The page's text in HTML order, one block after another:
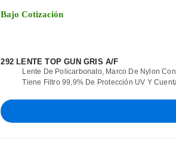
Bajo Cotización
292 LENTE TOP GUN GRIS A/F
Lente De Policarbonato, Marco De Nylon
Tiene Filtro 99,9% De Protección UV Y